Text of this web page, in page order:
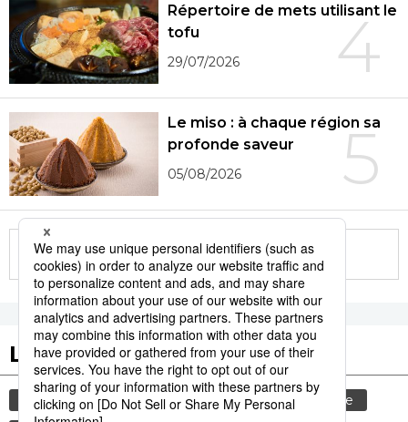
4
Répertoire de mets utilisant le
tofu
29/07/2026
5
Le miso : à chaque région sa
profonde saveur
05/08/2026
More in this series
Les tags populaires
gastronomie culture histoire femme